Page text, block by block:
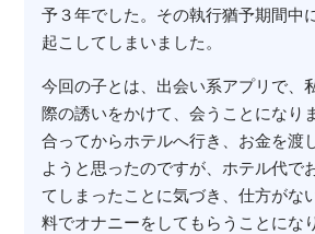
予３年でした。その執行猶予期間中
起こしてしまいました。
今回の子とは、出会い系アプリで、
際の誘いをかけて、会うことになり
合ってからホテルへ行き、お金を渡
ようと思ったのですが、ホテル代で
てしまったことに気づき、仕方がな
料でオナニーをしてもらうことにな